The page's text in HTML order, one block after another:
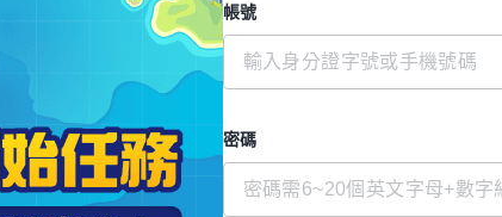
帳號
密碼